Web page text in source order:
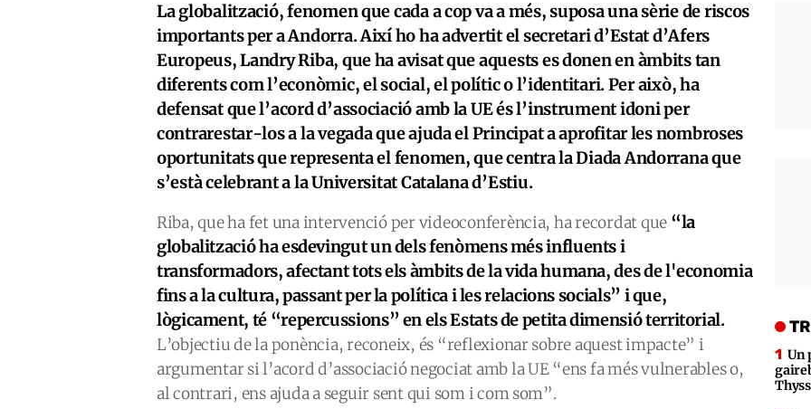
La globalització, fenomen que cada a cop va a més, suposa una sèrie de riscos
importants per a Andorra. Així ho ha advertit el secretari d’Estat d’Afers
Europeus, Landry Riba, que ha avisat que aquests es donen en àmbits tan
diferents com l’econòmic, el social, el polític o l’identitari. Per això, ha
defensat que l’acord d’associació amb la UE és l’instrument idoni per
contrarestar-los a la vegada que ajuda el Principat a aprofitar les nombroses
oportunitats que representa el fenomen, que centra la Diada Andorrana que
s’està celebrant a la Universitat Catalana d’Estiu.
Riba, que ha fet una intervenció per videoconferència, ha recordat que “la
globalització ha esdevingut un dels fenòmens més influents i
transformadors, afectant tots els àmbits de la vida humana, des de l'economia
fins a la cultura, passant per la política i les relacions socials” i que,
lògicament, té “repercussions” en els Estats de petita dimensió territorial.
L’objectiu de la ponència, reconeix, és “reflexionar sobre aquest impacte” i
argumentar si l’acord d’associació negociat amb la UE “ens fa més vulnerables o,
al contrari, ens ajuda a seguir sent qui som i com som”.
Un